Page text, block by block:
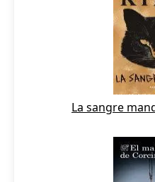
La sangre